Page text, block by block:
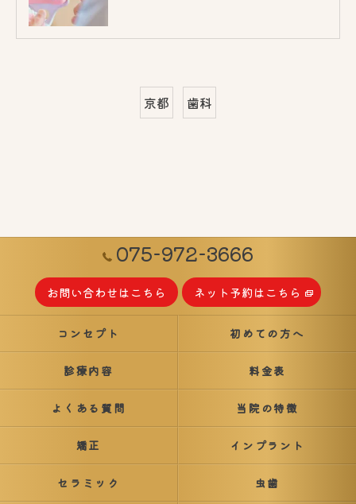
京都 歯科
075-972-3666
お問い合わせはこちら ネット予約はこちら
コンセプト 初めての方へ
診療内容 料金表
よくある質問 当院の特徴
矯正 インプラント
セラミック 虫歯